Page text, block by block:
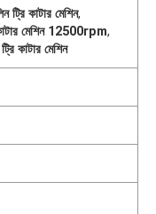
কাটার মেশিন,
মেশিন 12500rpm,
কাটার মেশিন